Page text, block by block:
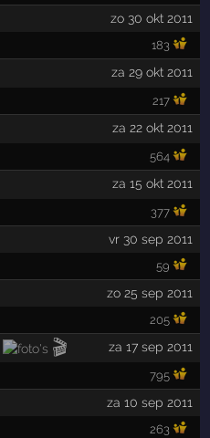
zo 30 okt 2011
183
za 29 okt 2011
217
za 22 okt 2011
564
za 15 okt 2011
377
vr 30 sep 2011
59
zo 25 sep 2011
205
🎬 za 17 sep 2011
795
za 10 sep 2011
263